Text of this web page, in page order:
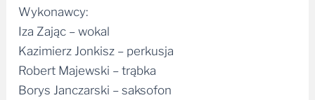
Wykonawcy:
Iza Zając – wokal
Kazimierz Jonkisz – perkusja
Robert Majewski – trąbka
Borys Janczarski – saksofon